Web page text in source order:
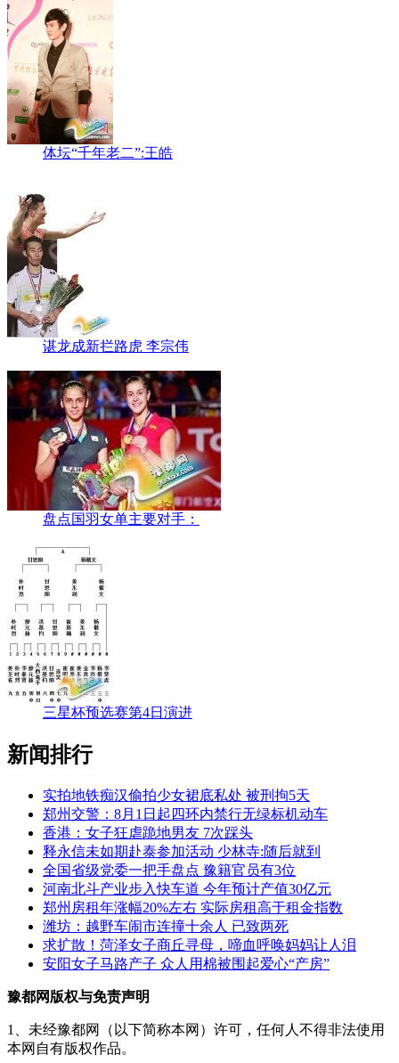
体坛“千年老二”:王皓
谌龙成新拦路虎 李宗伟
盘点国羽女单主要对手：
三星杯预选赛第4日演进
新闻排行
实拍地铁痴汉偷拍少女裙底私处 被刑拘5天
郑州交警：8月1日起四环内禁行无绿标机动车
香港：女子狂虐跪地男友 7次踩头
释永信未如期赴泰参加活动 少林寺:随后就到
全国省级党委一把手盘点 豫籍官员有3位
河南北斗产业步入快车道 今年预计产值30亿元
郑州房租年涨幅20%左右 实际房租高于租金指数
潍坊：越野车闹市连撞十余人 已致两死
求扩散！菏泽女子商丘寻母，啼血呼唤妈妈让人泪
安阳女子马路产子 众人用棉被围起爱心“产房”
豫都网版权与免责声明
1、未经豫都网（以下简称本网）许可，任何人不得非法使用
本网自有版权作品。